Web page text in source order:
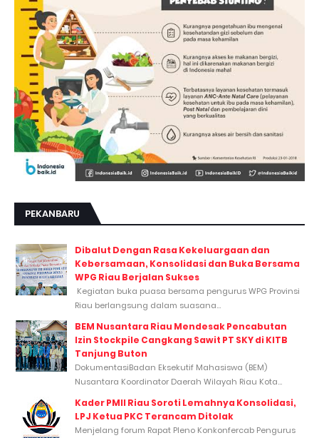
PEKANBARU
Dibalut Dengan Rasa Kekeluargaan dan
Kebersamaan, Konsolidasi dan Buka Bersama
WPG Riau Berjalan Sukses
Kegiatan buka puasa bersama pengurus WPG Provinsi
Riau berlangsung dalam suasana...
BEM Nusantara Riau Mendesak Pencabutan
Izin Stockpile Cangkang Sawit PT SKY di KITB
Tanjung Buton
DokumentasiBadan Eksekutif Mahasiswa (BEM)
Nusantara Koordinator Daerah Wilayah Riau Kota...
Kader PMII Riau Soroti Lemahnya Konsolidasi,
LPJ Ketua PKC Terancam Ditolak
Menjelang forum Rapat Pleno Konkonfercab Pengurus